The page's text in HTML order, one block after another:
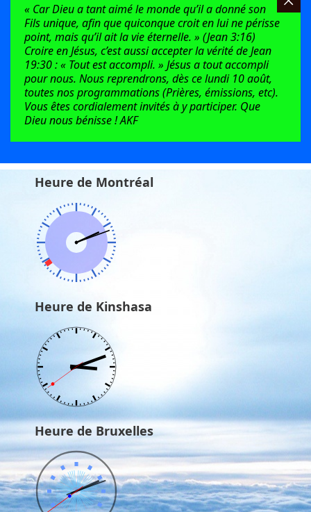
« Car Dieu a tant aimé le monde qu’il a donné son
Fils unique, afin que quiconque croit en lui ne périsse
point, mais qu’il ait la vie éternelle. » (Jean 3:16)
Croire en Jésus, c’est aussi accepter la vérité de Jean
19:30 : « Tout est accompli. » Jésus a tout accompli
pour nous. Nous reprendrons, dès ce lundi 10 août,
toutes nos programmations (Prières, émissions, etc).
Vous êtes cordialement invités à y participer. Que
Dieu nous bénisse ! AKF
Heure de Montréal
Heure de Kinshasa
Heure de Bruxelles